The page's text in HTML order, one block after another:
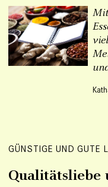
GÜNSTIGE UND GUTE
Qualitätsliebe